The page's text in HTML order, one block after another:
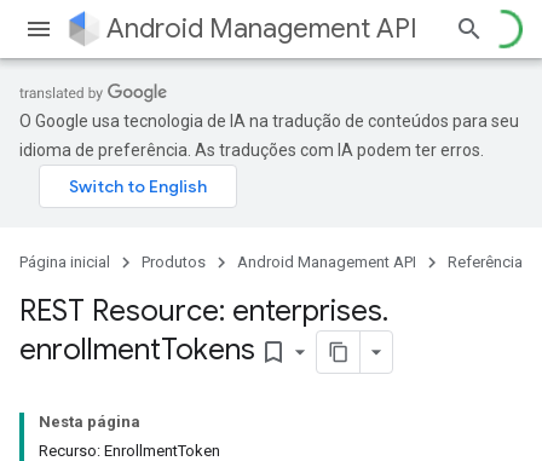
Android Management API
O Google usa tecnologia de IA na tradução de conteúdos para seu
idioma de preferência. As traduções com IA podem ter erros.
Página inicial Produtos Android Management API Referência
REST Resource: enterprises.
enrollmentTokens bookmark_border
Nesta página
Recurso: EnrollmentToken